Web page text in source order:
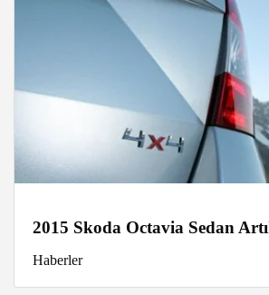
2015 Skoda Octavia Sedan
Haberler